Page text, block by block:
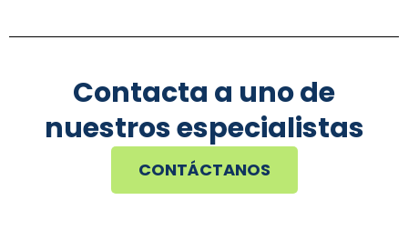
Contacta a uno de
nuestros especialistas
CONTÁCTANOS